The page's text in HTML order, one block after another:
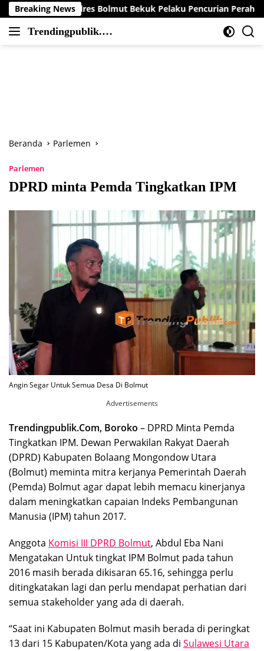
Langsung
ke
konten
Breaking News
Bolmut Bekuk Pelaku Pencurian Perahu di Daerah Buol
Trendingpublik.co
Berita
Beranda Parlemen
Parlemen
DPRD minta Pemda Tingkatkan IPM
Angin Segar Untuk Semua Desa Di Bolmut
Advertisements
Trendingpublik.Com, Boroko – DPRD Minta Pemda
Tingkatkan IPM. Dewan Perwakilan Rakyat Daerah
(DPRD) Kabupaten Bolaang Mongondow Utara
(Bolmut) meminta mitra kerjanya Pemerintah Daerah
(Pemda) Bolmut agar dapat lebih memacu kinerjanya
dalam meningkatkan capaian Indeks Pembangunan
Manusia (IPM) tahun 2017.
Anggota Komisi III DPRD Bolmut, Abdul Eba Nani
Mengatakan Untuk tingkat IPM Bolmut pada tahun
2016 masih berada dikisaran 65.16, sehingga perlu
ditingkatakan lagi dan perlu mendapat perhatian dari
semua stakeholder yang ada di daerah.
“Saat ini Kabupaten Bolmut masih berada di peringkat
13 dari 15 Kabupaten/Kota yang ada di Sulawesi Utara